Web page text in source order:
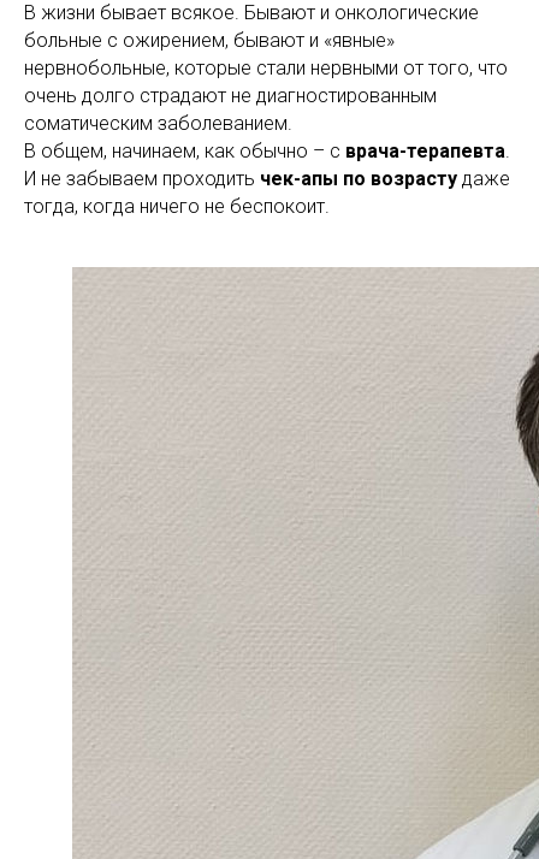
В жизни бывает всякое. Бывают и онкологические
больные с ожирением, бывают и «явные»
нервнобольные, которые стали нервными от того, что
очень долго страдают не диагностированным
соматическим заболеванием.
В общем, начинаем, как обычно – с врача-терапевта.
И не забываем проходить чек-апы по возрасту даже
тогда, когда ничего не беспокоит.